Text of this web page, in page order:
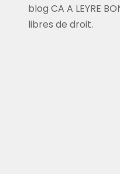
blog CA A LEYRE
libres de droit.